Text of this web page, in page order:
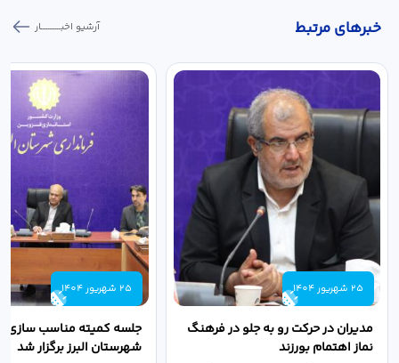
خبر‌های مرتبط آرشیو اخبـــــــــــار
25 شهریور 1404
مدیران در حرکت رو به جلو در فرهنگ
نماز اهتمام بورزند
25 شهریور 1404
جلسه کمیته مناسب سازی
شهرستان البرز برگزار شد